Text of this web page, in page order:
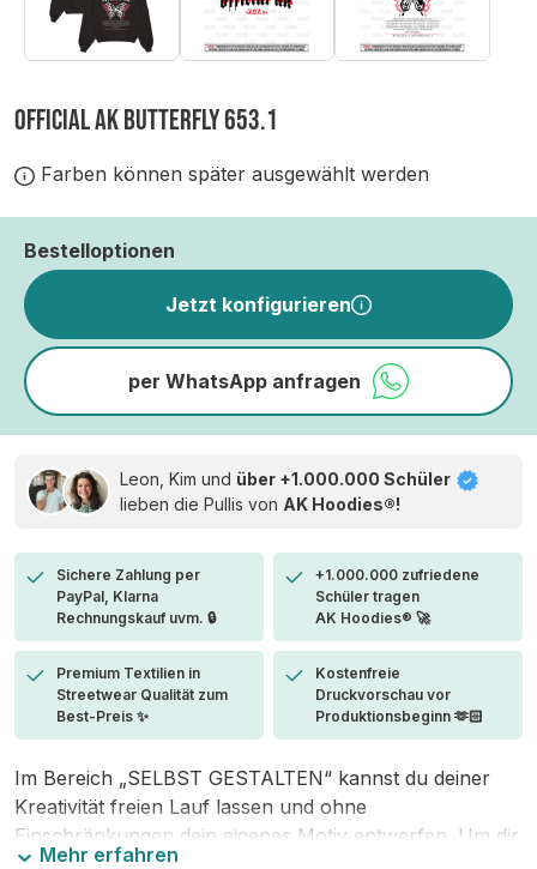
OFFICIAL AK BUTTERFLY 653.1
Farben können später ausgewählt werden
Bestelloptionen
Jetzt konfigurieren
per WhatsApp anfragen
Leon, Kim und über +1.000.000 Schüler
lieben die Pullis von AK Hoodies®!
Sichere Zahlung per
PayPal, Klarna
Rechnungskauf uvm. 🔒
+1.000.000 zufriedene
Schüler tragen
AK Hoodies® 🚀
Premium Textilien in
Streetwear Qualität zum
Best-Preis ✨
Kostenfreie
Druckvorschau vor
Produktionsbeginn 🫶🏻
Im Bereich „SELBST GESTALTEN“ kannst du deiner
Kreativität freien Lauf lassen und ohne
Einschränkungen dein eigenes Motiv entwerfen. Um dir
Mehr erfahren